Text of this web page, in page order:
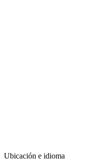
Ubicación e idioma